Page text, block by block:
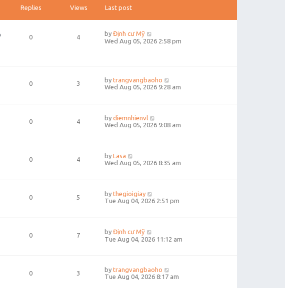
Replies Views Last post
0 4 by Định cư Mỹ
Wed Aug 05, 2026 2:58 pm
0 3 by trangvangbaoho
Wed Aug 05, 2026 9:28 am
0 4 by diemnhienvl
Wed Aug 05, 2026 9:08 am
0 4 by Lasa
Wed Aug 05, 2026 8:35 am
0 5 by thegioigiay
Tue Aug 04, 2026 2:51 pm
0 7 by Định cư Mỹ
Tue Aug 04, 2026 11:12 am
0 3 by trangvangbaoho
Tue Aug 04, 2026 8:17 am